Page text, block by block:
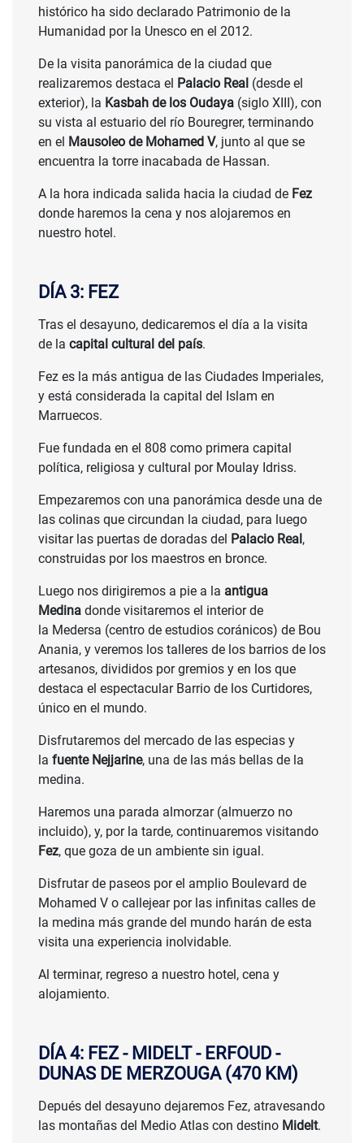
SALIDAS DESDE
1.169 €
histórico ha sido declarado Patrimonio de la
Humanidad por la Unesco en el 2012.
De la visita panorámica de la ciudad que
realizaremos destaca el Palacio Real (desde el
exterior), la Kasbah de los Oudaya (siglo XIII), con
su vista al estuario del río Bouregrer, terminando
en el Mausoleo de Mohamed V, junto al que se
encuentra la torre inacabada de Hassan.
A la hora indicada salida hacia la ciudad de Fez
donde haremos la cena y nos alojaremos en
nuestro hotel.
DÍA 3: FEZ
Tras el desayuno, dedicaremos el día a la visita
de la capital cultural del país.
Fez es la más antigua de las Ciudades Imperiales,
y está considerada la capital del Islam en
Marruecos.
Fue fundada en el 808 como primera capital
política, religiosa y cultural por Moulay Idriss.
Empezaremos con una panorámica desde una de
las colinas que circundan la ciudad, para luego
visitar las puertas de doradas del Palacio Real,
construidas por los maestros en bronce.
Luego nos dirigiremos a pie a la antigua
Medina donde visitaremos el interior de
la Medersa (centro de estudios coránicos) de Bou
Anania, y veremos los talleres de los barrios de los
artesanos, divididos por gremios y en los que
destaca el espectacular Barrio de los Curtidores,
único en el mundo.
Disfrutaremos del mercado de las especias y
la fuente Nejjarine, una de las más bellas de la
medina.
Haremos una parada almorzar (almuerzo no
incluido), y, por la tarde, continuaremos visitando
Fez, que goza de un ambiente sin igual.
Disfrutar de paseos por el amplio Boulevard de
Mohamed V o callejear por las infinitas calles de
la medina más grande del mundo harán de esta
visita una experiencia inolvidable.
Al terminar, regreso a nuestro hotel, cena y
alojamiento.
DÍA 4: FEZ - MIDELT - ERFOUD -
DUNAS DE MERZOUGA (470 KM)
Depués del desayuno dejaremos Fez, atravesando
las montañas del Medio Atlas con destino Midelt.